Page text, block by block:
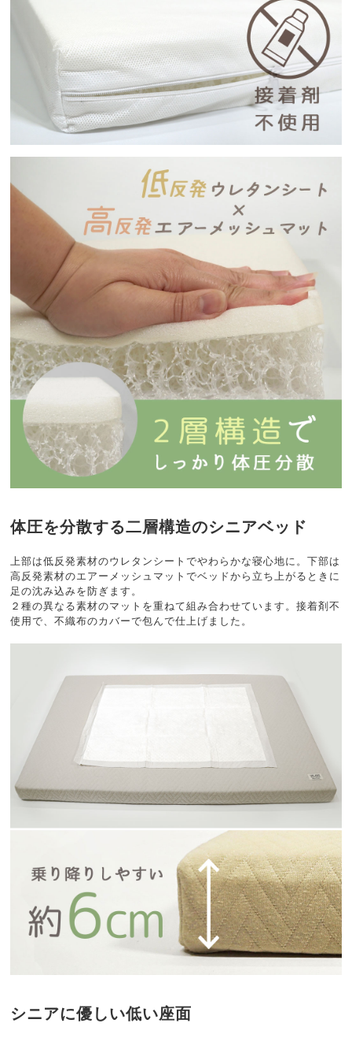
体圧を分散する二層構造のシニアベッド
上部は低反発素材のウレタンシートでやわらかな寝心地に。下部は
高反発素材のエアーメッシュマットでベッドから立ち上がるときに
足の沈み込みを防ぎます。
２種の異なる素材のマットを重ねて組み合わせています。接着剤不
使用で、不織布のカバーで包んで仕上げました。
シニアに優しい低い座面